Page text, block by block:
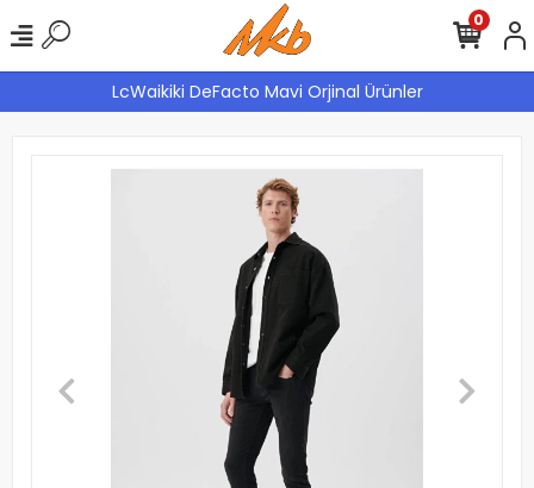
LcWaikiki DeFacto Mavi Orjinal Ürünler
0